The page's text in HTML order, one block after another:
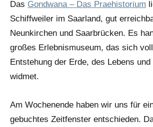
Das Gondwana – Das Praehistorium
Schiffweiler im Saarland, gut
Neunkirchen und Saarbrücken. Es
großes Erlebnismuseum, das sich
Entstehung der Erde, des Lebens
widmet.
Am Wochenende haben wir uns für
gebuchtes Zeitfenster entschieden.